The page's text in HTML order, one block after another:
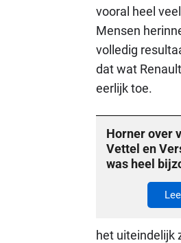
vooral heel
Mensen
volledig
dat wat
eerlijk toe.
Horner over
Vettel en
was heel
het uiteindelijk